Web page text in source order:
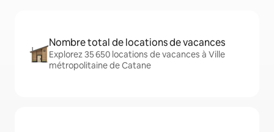
Nombre total de locations de vacances
Explorez 35 650 locations de vacances à Ville
métropolitaine de Catane